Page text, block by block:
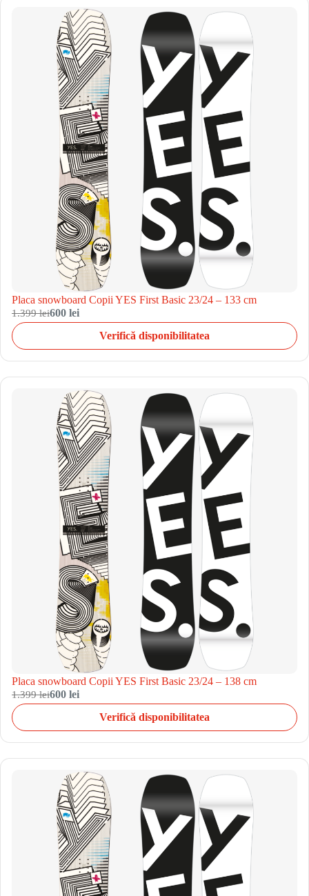
Placa snowboard Copii YES First Basic 23/24 – 133 cm
1.399 lei600 lei
Verifică disponibilitatea
Placa snowboard Copii YES First Basic 23/24 – 138 cm
1.399 lei600 lei
Verifică disponibilitatea